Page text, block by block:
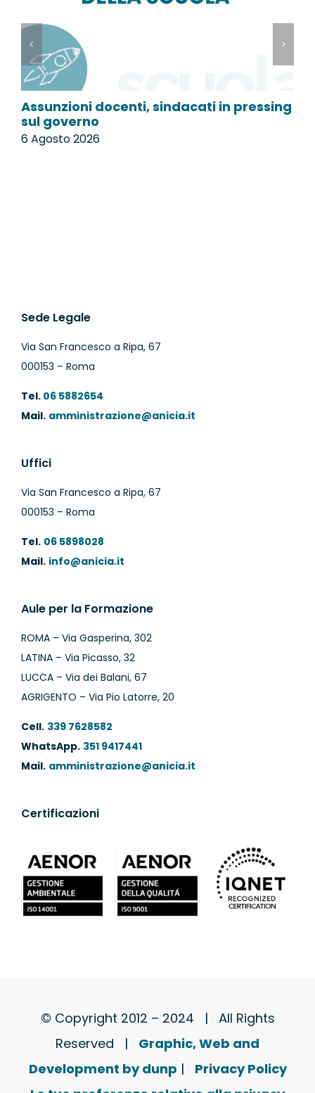
Assunzioni docenti, sindacati in pressing
sul governo
6 Agosto 2026
Sede Legale
Via San Francesco a Ripa, 67
000153 – Roma
Tel.06 5882654
Mail. amministrazione@anicia.it
Uffici
Via San Francesco a Ripa, 67
000153 – Roma
Tel. 06 5898028
Mail. info@anicia.it
Aule per la Formazione
ROMA – Via Gasperina, 302
LATINA – Via Picasso, 32
LUCCA – Via dei Balani, 67
AGRIGENTO – Via Pio Latorre, 20
Cell. 339 7628582
WhatsApp. 351 9417441
Mail. amministrazione@anicia.it
Certificazioni
© Copyright 2012 – 2024 | All Rights
Reserved | Graphic, Web and
Development by dunp | Privacy Policy